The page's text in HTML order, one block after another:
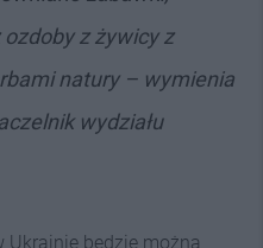
z żywicy z
natury– wymienia
wydziału
będzie można